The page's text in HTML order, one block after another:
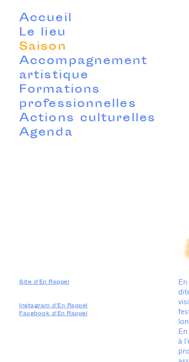
Accueil
Le lieu
Saison
Accompagnement
artistique
Formations
professionnelles
Actions culturelles
Agenda
Site d'En Rappel
Instagram d'En Rappel
Facebook d'En Rappel
à